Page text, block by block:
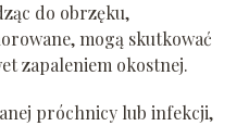
do obrzęku,
mogą skutkować
zapaleniem okostnej.
próchnicy lub infekcji,